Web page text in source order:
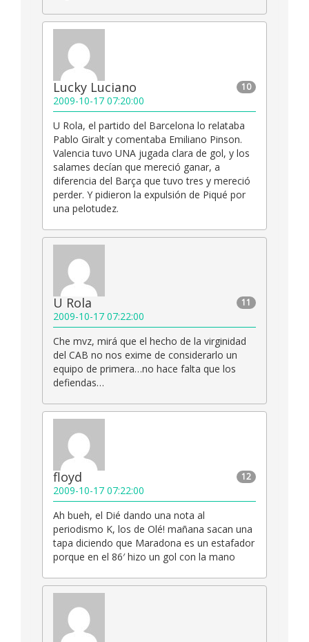
10
Lucky Luciano
2009-10-17 07:20:00
U Rola, el partido del Barcelona lo relataba
Pablo Giralt y comentaba Emiliano Pinson.
Valencia tuvo UNA jugada clara de gol, y los
salames decían que mereció ganar, a
diferencia del Barça que tuvo tres y mereció
perder. Y pidieron la expulsión de Piqué por
una pelotudez.
11
U Rola
2009-10-17 07:22:00
Che mvz, mirá que el hecho de la virginidad
del CAB no nos exime de considerarlo un
equipo de primera…no hace falta que los
defiendas…
12
floyd
2009-10-17 07:22:00
Ah bueh, el Dié dando una nota al
periodismo K, los de Olé! mañana sacan una
tapa diciendo que Maradona es un estafador
porque en el 86′ hizo un gol con la mano